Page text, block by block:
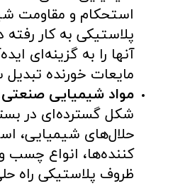
استحکام و مقاومت
پلاستیکی به کار رفته
آنها را به گزینه‌ای
مایعات خورنده
مواد شیمیایی صنعتی
شکل گسترده‌ای در
حلال‌های شیمیایی،
کننده‌ها، انواع چسب و
ظروف پلاستیکی راه